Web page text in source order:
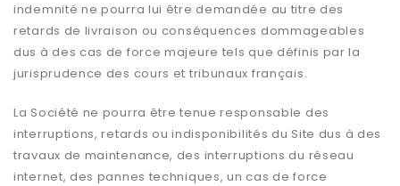
indemnité ne pourra lui être demandée au titre des
retards de livraison ou conséquences dommageables
dus à des cas de force majeure tels que définis par la
jurisprudence des cours et tribunaux français.
La Société ne pourra être tenue responsable des
interruptions, retards ou indisponibilités du Site dus à des
travaux de maintenance, des interruptions du réseau
internet, des pannes techniques, un cas de force